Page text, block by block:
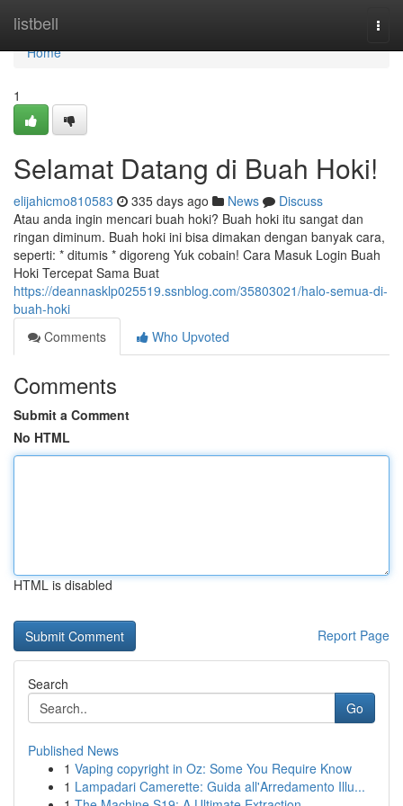
listbell
Home
Home
1
Selamat Datang di Buah Hoki!
elijahicmo810583 335 days ago News
Discuss
Atau anda ingin mencari buah hoki? Buah hoki itu sangat dan
ringan diminum. Buah hoki ini bisa dimakan dengan banyak cara,
seperti: * ditumis * digoreng Yuk cobain! Cara Masuk Login Buah
Hoki Tercepat Sama Buat
https://deannasklp025519.ssnblog.com/35803021/halo-semua-di-
buah-hoki
Comments
Who Upvoted
Comments
Submit a Comment
No HTML
HTML is disabled
Report Page
Search
Go
Published News
1 Vaping copyright in Oz: Some You Require Know
1 Lampadari Camerette: Guida all'Arredamento Illu...